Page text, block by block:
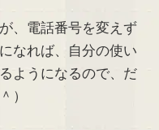
、電話番号を変えず
なれば、自分の使い
ようになるので、だ
）